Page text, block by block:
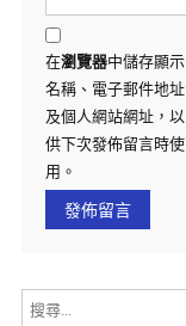
在瀏覽器中儲存顯示
名稱、電子郵件地址
及個人網站網址，以
供下次發佈留言時使
用。